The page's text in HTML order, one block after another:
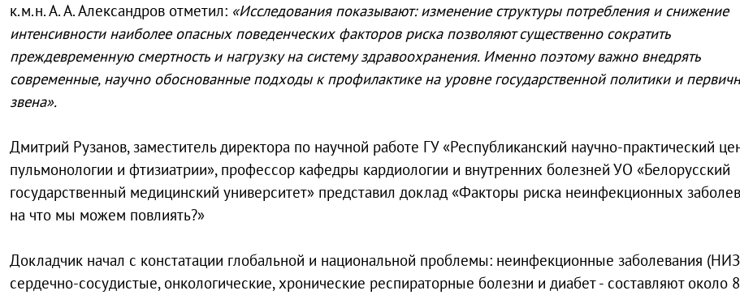
к.м.н. А. А. Александров отметил: «Исследования показывают: изменение структуры потребления и снижение
интенсивности наиболее опасных поведенческих факторов риска позволяют существенно сократить
преждевременную смертность и нагрузку на систему здравоохранения. Именно поэтому важно внедрять
современные, научно обоснованные подходы к профилактике на уровне государственной политики и
звена».
Дмитрий Рузанов, заместитель директора по научной работе ГУ «Республиканский научно-практический
пульмонологии и фтизиатрии», профессор кафедры кардиологии и внутренних болезней УО «Белорусский
государственный медицинский университет» представил доклад «Факторы риска неинфекционных
на что мы можем повлиять?»
Докладчик начал с констатации глобальной и национальной проблемы: неинфекционные заболевания
сердечно-сосудистые, онкологические, хронические респираторные болезни и диабет - составляют около